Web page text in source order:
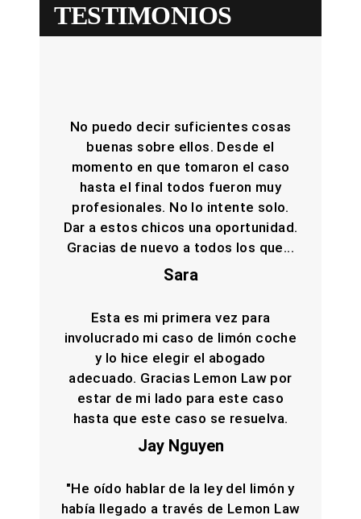
TESTIMONIOS
No puedo decir suficientes cosas
buenas sobre ellos. Desde el
momento en que tomaron el caso
hasta el final todos fueron muy
profesionales. No lo intente solo.
Dar a estos chicos una oportunidad.
Gracias de nuevo a todos los que...
Sara
Esta es mi primera vez para
involucrado mi caso de limón coche
y lo hice elegir el abogado
adecuado. Gracias Lemon Law por
estar de mi lado para este caso
hasta que este caso se resuelva.
Jay Nguyen
"He oído hablar de la ley del limón y
había llegado a través de Lemon Law